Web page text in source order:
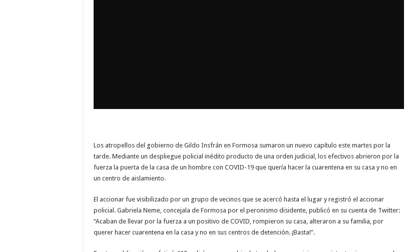
Los atropellos del gobierno de Gildo Insfrán en Formosa sumaron un nuevo capítulo este martes por la
tarde. Mediante un despliegue policial inédito producto de una orden judicial, los efectivos abrieron por la
fuerza la puerta de la casa de un hombre con COVID-19 que quería hacer la cuarentena en su casa y no en
un centro de aislamiento.
El accionar fue visibilizado por un grupo de vecinos que se acercó hasta el lugar y registró el accionar
policial. Gabriela Neme, concejala de Formosa por el peronismo disidente, publicó en su cuenta de Twitter:
“Acaban de llevar por la fuerza a un positivo de COVID, rompieron su casa, alteraron a su familia, por
querer hacer cuarentena en la casa y no en sus centros de detención. ¡Basta!”.